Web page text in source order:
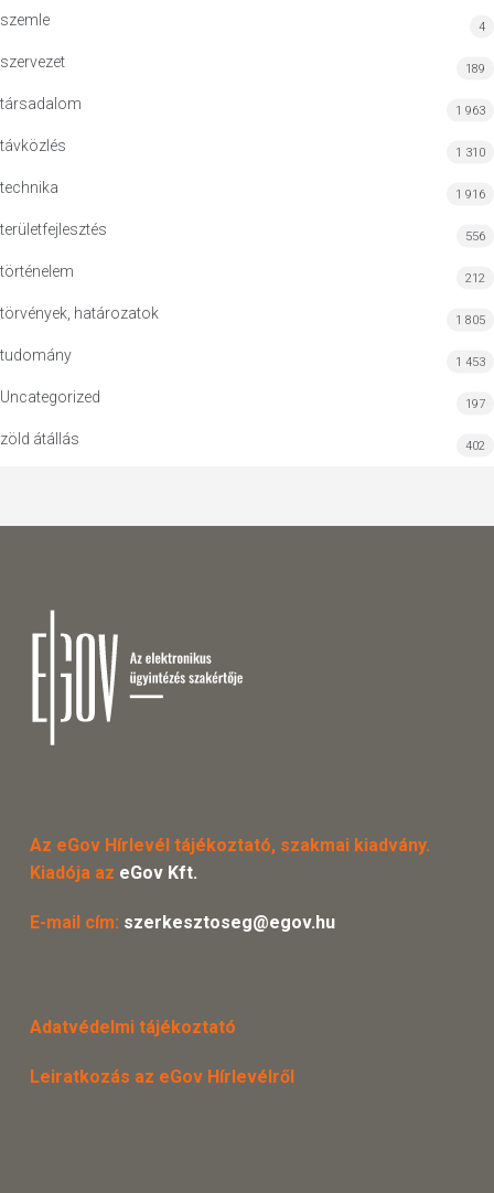
szemle 4
szervezet 189
társadalom 1 963
távközlés 1 310
technika 1 916
területfejlesztés 556
történelem 212
törvények, határozatok 1 805
tudomány 1 453
Uncategorized 197
zöld átállás 402
Az eGov Hírlevél tájékoztató, szakmai kiadvány.
Kiadója az eGov Kft.
E-mail cím: szerkesztoseg@egov.hu
Adatvédelmi tájékoztató
Leiratkozás az eGov Hírlevélről